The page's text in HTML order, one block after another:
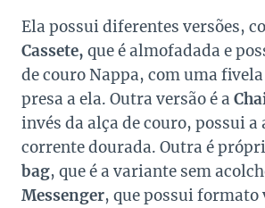
Ela possui diferentes versões,
Cassete, que é almofadada e
de couro Nappa, com uma
presa a ela. Outra versão é a
invés da alça de couro, possui a
corrente dourada. Outra é
bag, que é a variante sem
Messenger, que possui